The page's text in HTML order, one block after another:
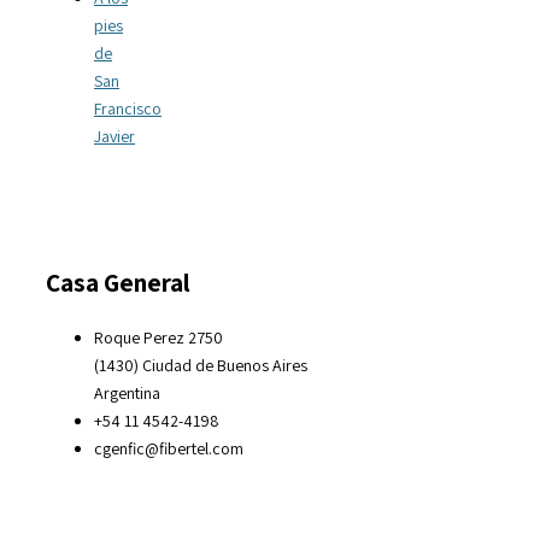
pies
de
San
Francisco
Javier
Casa General
Roque Perez 2750
(1430) Ciudad de Buenos Aires
Argentina
+54 11 4542-4198
cgenfic@fibertel.com